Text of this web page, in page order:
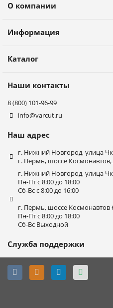
О компании
Информация
Каталог
Наши контакты
8 (800) 101-96-99
info@varcut.ru
Наш адрес
г. Нижний Новгород, улица
г. Пермь, шоссе Космонавтов,
г. Нижний Новгород, улица
Пн-Пт с 8:00 до 18:00
Сб-Вс с 8:00 до 16:00
г. Пермь, шоссе Космонавтов
Пн-Пт с 8:00 до 18:00
Сб-Вс Выходной
Служба поддержки